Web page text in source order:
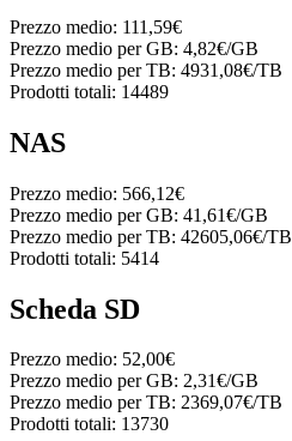
Prezzo medio: 111,59€
Prezzo medio per GB: 4,82€/GB
Prezzo medio per TB: 4931,08€/TB
Prodotti totali: 14489
NAS
Prezzo medio: 566,12€
Prezzo medio per GB: 41,61€/GB
Prezzo medio per TB: 42605,06€/TB
Prodotti totali: 5414
Scheda SD
Prezzo medio: 52,00€
Prezzo medio per GB: 2,31€/GB
Prezzo medio per TB: 2369,07€/TB
Prodotti totali: 13730